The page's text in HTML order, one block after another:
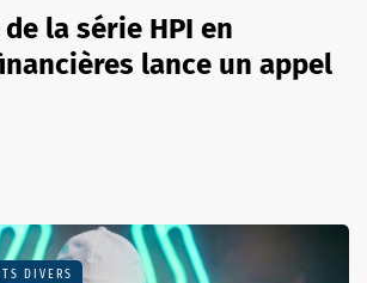
la série HPI en
lance un appel
DIVERS